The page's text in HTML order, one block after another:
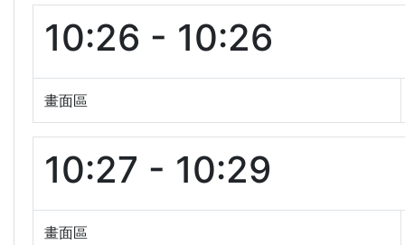
10:26 - 10:26
畫面區
10:27 - 10:29
畫面區